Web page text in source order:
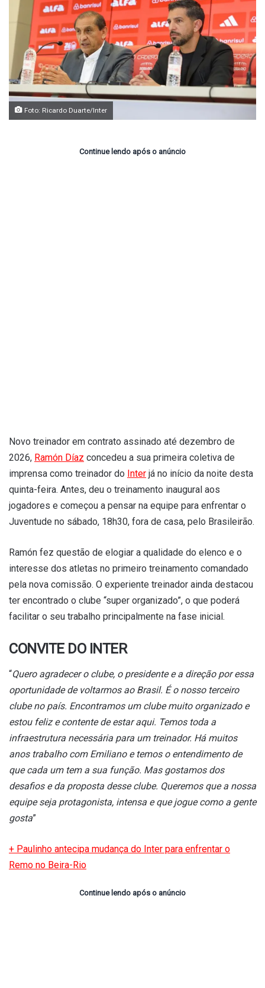
Foto: Ricardo Duarte/Inter
Continue lendo após o anúncio
Novo treinador em contrato assinado até dezembro de
2026, Ramón Díaz concedeu a sua primeira coletiva de
imprensa como treinador do Inter já no início da noite desta
quinta-feira. Antes, deu o treinamento inaugural aos
jogadores e começou a pensar na equipe para enfrentar o
Juventude no sábado, 18h30, fora de casa, pelo Brasileirão.
Ramón fez questão de elogiar a qualidade do elenco e o
interesse dos atletas no primeiro treinamento comandado
pela nova comissão. O experiente treinador ainda destacou
ter encontrado o clube “super organizado”, o que poderá
facilitar o seu trabalho principalmente na fase inicial.
CONVITE DO INTER
“Quero agradecer o clube, o presidente e a direção por essa
oportunidade de voltarmos ao Brasil. É o nosso terceiro
clube no país. Encontramos um clube muito organizado e
estou feliz e contente de estar aqui. Temos toda a
infraestrutura necessária para um treinador. Há muitos
anos trabalho com Emiliano e temos o entendimento de
que cada um tem a sua função. Mas gostamos dos
desafios e da proposta desse clube. Queremos que a nossa
equipe seja protagonista, intensa e que jogue como a gente
gosta”
+ Paulinho antecipa mudança do Inter para enfrentar o
Remo no Beira-Rio
Continue lendo após o anúncio